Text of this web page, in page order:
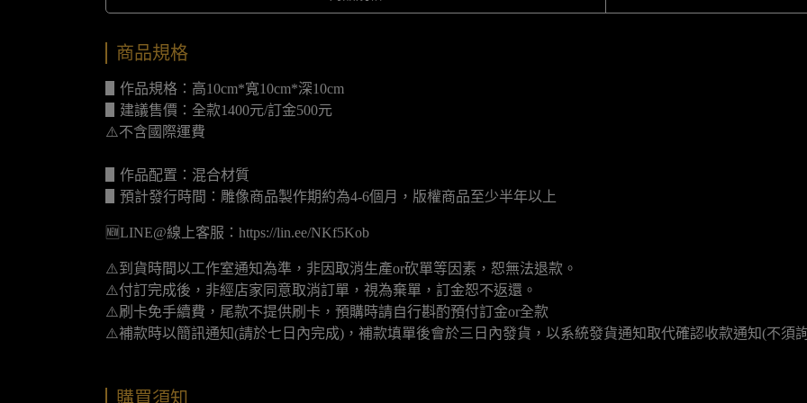
商品規格
▋作品規格：高10cm*寬10cm*深10cm
▋建議售價：全款1400元/訂金500元
⚠️不含國際運費
▋作品配置：混合材質
▋預計發行時間：雕像商品製作期約為4-6個月，版權商品至少半年以上
🆕LINE@線上客服：https://lin.ee/NKf5Kob
⚠️到貨時間以工作室通知為準，非因取消生產or砍單等因素，恕無法退款。
⚠️付訂完成後，非經店家同意取消訂單，視為棄單，訂金恕不返還。
⚠️刷卡免手續費，尾款不提供刷卡，預購時請自行斟酌預付訂金or全款
⚠️補款時以簡訊通知(請於七日內完成)，補款填單後會於三日內發貨，以系統發貨通知取代確認收款通知(不須
購買須知